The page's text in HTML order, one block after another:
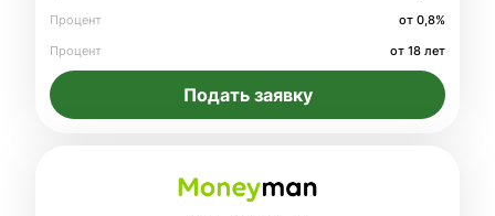
Процент
от 0,8%
Процент
от 18 лет
Подать заявку